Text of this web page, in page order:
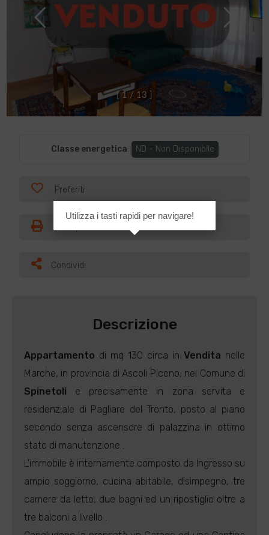
[ 1 / 13
Classe energetica: ND - Non Disponibile
Preferiti
Condividi
Descrizione
Appartamento di mq 130 circa in Vendita nelle
Marche, in provincia di Ascoli Piceno, nel Comune di
Spinetoli e precisamente in zona servita e
residenziale di Pagliare del Tronto, posto al piano
secondo senza ascensore di palazzina in ottimo
stato di manutenzione .
L'immobile è internamente composto da Ingresso su
ampio soggiorno, cucina abitabile, disimpegno, tre
camere da letto, due bagni ed un ripostiglio oltre a
tre balconi a livello .
Utilizza i tasti rapidi per navigare!